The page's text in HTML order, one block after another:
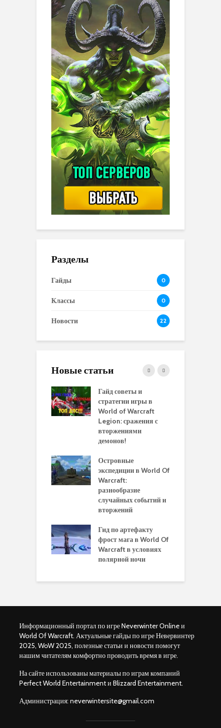
Разделы
Гайды 0
Классы 0
Новости 22
Новые статьи
Гайд советы и
стратегии игры в
World of Warcraft
Legion: сражения с
вторжениями
демонов!
Островные
экспедиции в World Of
Warcraft:
разнообразие
случайных событий и
вторжений
Гид по артефакту
фрост мага в World Of
Warcraft в условиях
полярной ночи
Информационный портал по игре Neverwinter Online и
World Of Warcraft. Актуальные гайды по игре Невервинтер
2025, WoW 2025, полезные статьи и новости помогут
нашим читателям комфортно проводить время в игре.
На сайте использованы материалы по играм компаний
Perfect World Entertainment и Blizzard Entertainment.
Администрация: neverwintersite@gmail.com